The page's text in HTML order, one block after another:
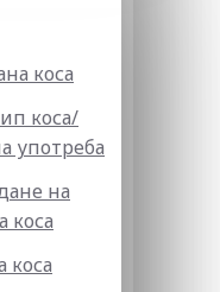
коса
коса/
употреба
на
коса
коса